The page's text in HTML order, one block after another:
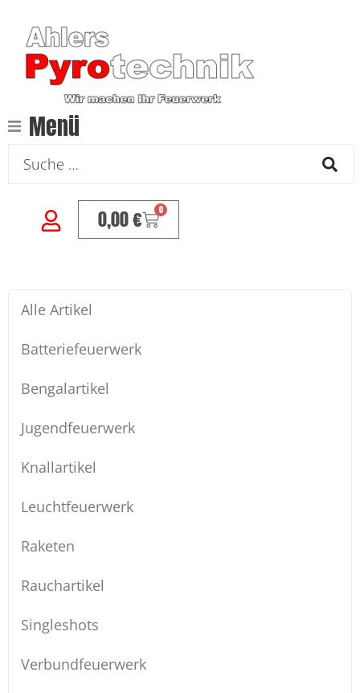
Menü
0,00€ 0
Alle Artikel
Batteriefeuerwerk
Bengalartikel
Jugendfeuerwerk
Knallartikel
Leuchtfeuerwerk
Raketen
Rauchartikel
Singleshots
Verbundfeuerwerk